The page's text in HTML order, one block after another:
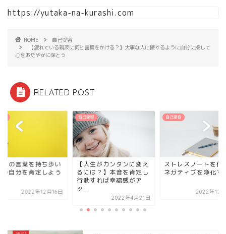
https://yutaka-na-kurashi.com
HOME
自己受容
【疲れている親友に何と言葉をかける？】大事な人に接するように自分に接して
心をおだやかに保とう
RELATED POST
りの言葉を持ち歩い
の自分を肯定しよう
2022年12月16日
自己受容
【人生がカンタンに変え
るには？】本音を肯定し
行動すれば幸福感がア
ッ...
2022年4月21日
自己受容
ストレスノートを作
ネガティブを浄化す
2022年12